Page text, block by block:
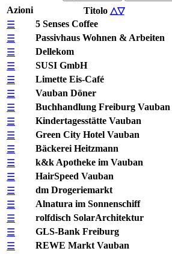
Azioni Titolo △▽
☰
5 Senses Coffee
☰
Passivhaus Wohnen & Arbeiten
☰
Dellekom
☰
SUSI GmbH
☰
Limette Eis-Café
☰
Vauban Döner
☰
Buchhandlung Freiburg Vauban
☰
Kindertagesstätte Vauban
☰
Green City Hotel Vauban
☰
Bäckerei Heitzmann
☰
k&k Apotheke im Vauban
☰
HairSpeed Vauban
☰
dm Drogeriemarkt
☰
Alnatura im Sonnenschiff
☰
rolfdisch SolarArchitektur
☰
GLS-Bank Freiburg
☰
REWE Markt Vauban